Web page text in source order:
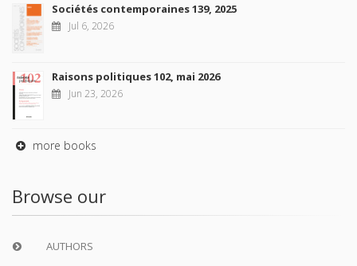
Sociétés contemporaines 139, 2025
Jul 6, 2026
Raisons politiques 102, mai 2026
Jun 23, 2026
more books
Browse our
AUTHORS